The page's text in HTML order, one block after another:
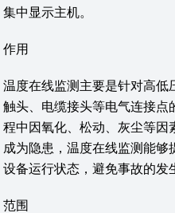
集中显示主机。
作用
温度在线监测主要是针对高低
触头、电缆接头等电气连接点
程中因氧化、松动、灰尘等因
成为隐患，温度在线监测能
设备运行状态，避免事故的发
范围